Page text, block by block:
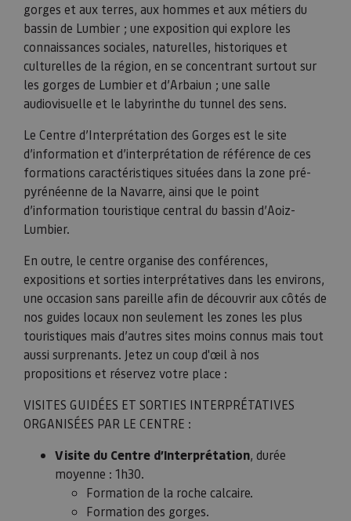
gorges et aux terres, aux hommes et aux métiers du
bassin de Lumbier ; une exposition qui explore les
connaissances sociales, naturelles, historiques et
culturelles de la région, en se concentrant surtout sur
les gorges de Lumbier et d’Arbaiun ; une salle
audiovisuelle et le labyrinthe du tunnel des sens.
Le Centre d’Interprétation des Gorges est le site
d’information et d’interprétation de référence de ces
formations caractéristiques situées dans la zone pré-
pyrénéenne de la Navarre, ainsi que le point
d’information touristique central du bassin d’Aoiz-
Lumbier.
En outre, le centre organise des conférences,
expositions et sorties interprétatives dans les environs,
une occasion sans pareille afin de découvrir aux côtés de
nos guides locaux non seulement les zones les plus
touristiques mais d’autres sites moins connus mais tout
aussi surprenants. Jetez un coup d'œil à nos
propositions et réservez votre place :
VISITES GUIDÉES ET SORTIES INTERPRÉTATIVES
ORGANISÉES PAR LE CENTRE :
Visite du Centre d’Interprétation, durée
moyenne : 1h30.
Formation de la roche calcaire.
Formation des gorges.